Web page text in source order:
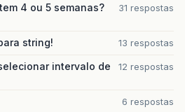
4 ou 5 semanas?
31 respostas
string! 13 respostas
intervalo de
12 respostas
6 respostas